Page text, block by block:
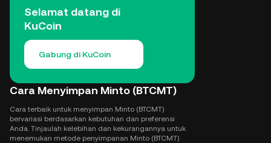
Selamat datang di
KuCoin
Gabung di KuCoin
Cara Menyimpan Minto (BTCMT)
Cara terbaik untuk menyimpan Minto (BTCMT)
bervariasi berdasarkan kebutuhan dan preferensi
Anda. Tinjaulah kelebihan dan kekurangannya untuk
menemukan metode penyimpanan Minto (BTCMT)